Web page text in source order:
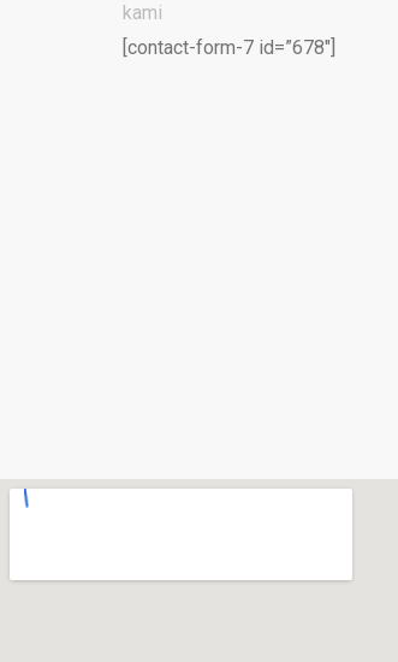
kami
[contact-form-7 id=”678″]